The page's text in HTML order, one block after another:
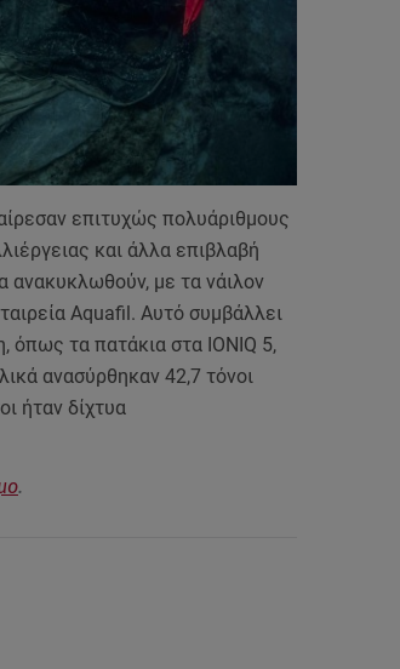
επιτυχώς πολυάριθμους
και άλλα επιβλαβή
ανακυκλωθούν, με τα νάιλον
Aquafil. Αυτό συμβάλλει
όπως τα πατάκια στα IONIQ 5,
ανασύρθηκαν 42,7 τόνοι
ήταν δίχτυα
.